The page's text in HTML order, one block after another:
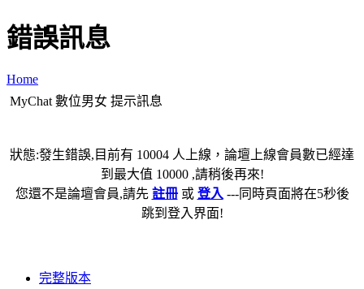
錯誤訊息
Home
MyChat 數位男女 提示訊息
狀態:發生錯誤,目前有 10004 人上線，論壇上線會員數已經達
到最大值 10000 ,請稍後再來!
您還不是論壇會員,請先 註冊或 登入 ---同時頁面將在5秒後
跳到登入界面!
完整版本